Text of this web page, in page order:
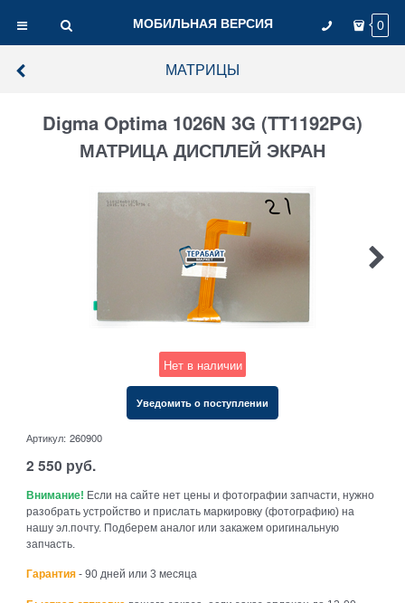
МОБИЛЬНАЯ ВЕРСИЯ 0
МАТРИЦЫ
Digma Optima 1026N 3G (TT1192PG)
МАТРИЦА ДИСПЛЕЙ ЭКРАН
Нет в наличии
Уведомить о поступлении
Артикул: 260900
2 550 руб.
Внимание! Если на сайте нет цены и фотографии запчасти, нужно
разобрать устройство и прислать маркировку (фотографию) на
нашу эл.почту. Подберем аналог или закажем оригинальную
запчасть.
Гарантия - 90 дней или 3 месяца